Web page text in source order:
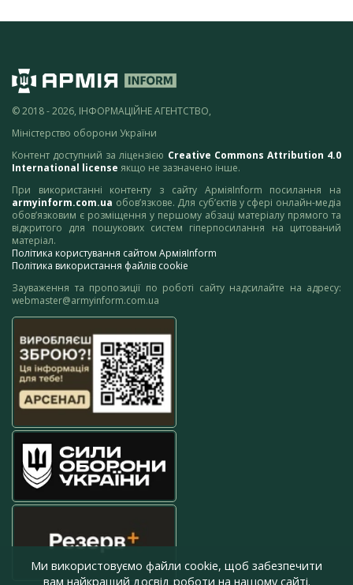
© 2018 - 2026, ІНФОРМАЦІЙНЕ АГЕНТСТВО,
Міністерство оборони України
Контент доступний за ліцензією Creative Commons Attribution 4.0
International license якщо не зазначено інше.
При використанні контенту з сайту АрміяInform посилання на
armyinform.com.ua обов’язкове. Для суб’єктів у сфері онлайн-медіа
обов’язковим є розміщення у першому абзаці матеріалу прямого та
відкритого для пошукових систем гіперпосилання на цитований
матеріал.
Політика користування сайтом АрміяInform
Політика використання файлів cookie
Зауваження та пропозиції по роботі сайту надсилайте на адресу:
webmaster@armyinform.com.ua
Ми використовуємо файли cookie, щоб забезпечити
вам найкращий досвід роботи на нашому сайті.